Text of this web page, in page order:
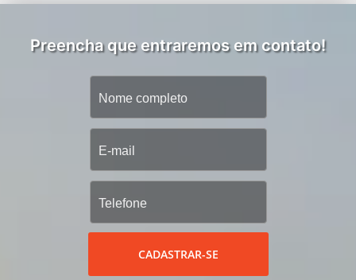
Preencha que entraremos em contato!
CADASTRAR-SE